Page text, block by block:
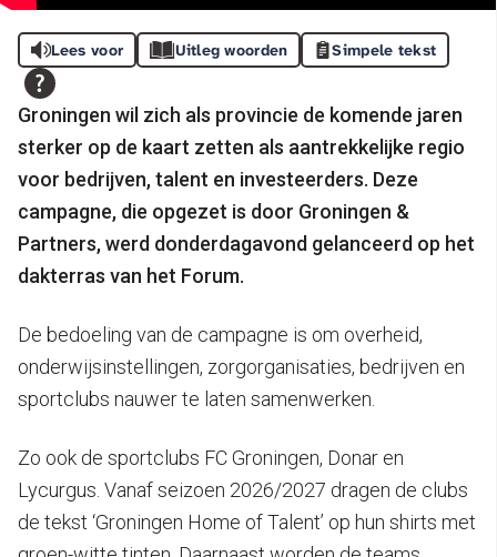
Lees voor Uitleg woorden Simpele tekst
Groningen wil zich als provincie de komende jaren
sterker op de kaart zetten als aantrekkelijke regio
voor bedrijven, talent en investeerders. Deze
campagne, die opgezet is door Groningen &
Partners, werd donderdagavond gelanceerd op het
dakterras van het Forum.
De bedoeling van de campagne is om overheid,
onderwijsinstellingen, zorgorganisaties, bedrijven en
sportclubs nauwer te laten samenwerken.
Zo ook de sportclubs FC Groningen, Donar en
Lycurgus. Vanaf seizoen 2026/2027 dragen de clubs
de tekst ‘Groningen Home of Talent’ op hun shirts met